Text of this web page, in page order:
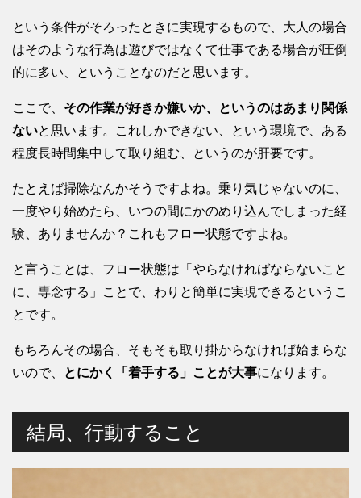
という条件がそろったときに実現するもので、大人の場合
はそのような行為は遊びではなくて仕事である場合が圧倒
的に多い、ということなのだと思います。
ここで、 その作業が好きか嫌いか、というのはあまり関係
ないと思います。これしかできない、という環境で、ある
程度長時間集中して取り組む、というのが肝要です。
たとえば掃除なんかそうですよね。乗り気じゃないのに、
一度やり始めたら、いつの間にかのめり込んでしまった経
験、ありませんか？これもフロー状態ですよね。
と言うことは、フロー状態は「やらなければならないこと
に、専念する」ことで、わりと簡単に実現できるというこ
とです。
もちろんその場合、そもそも取り掛からなければ始まらな
いので、
とにかく「着手する」ことが大事になります。
結局、行動すること